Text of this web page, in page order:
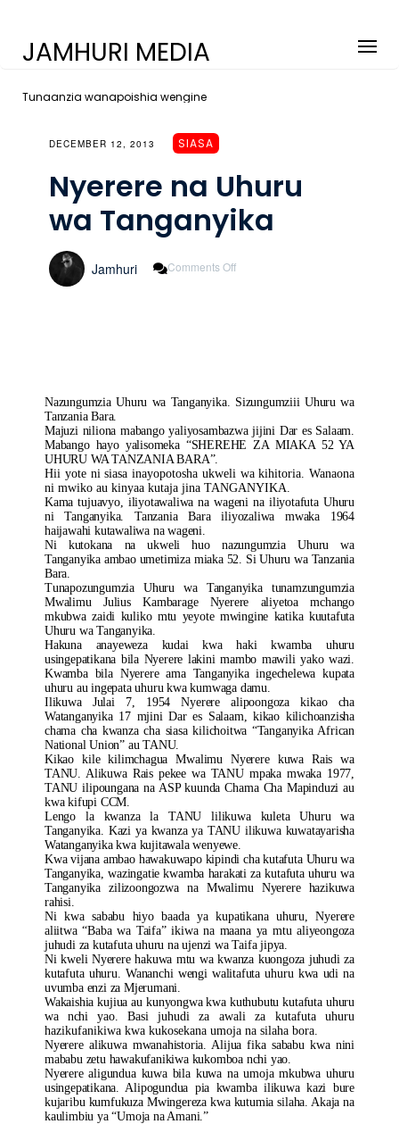
JAMHURI MEDIA
Tunaanzia wanapoishia wengine
DECEMBER 12, 2013 SIASA
Nyerere na Uhuru
wa Tanganyika
Jamhuri Comments Off
Nazungumzia Uhuru wa Tanganyika. Sizungumziii Uhuru wa
Tanzania Bara.
Majuzi niliona mabango yaliyosambazwa jijini Dar es Salaam.
Mabango hayo yalisomeka “SHEREHE ZA MIAKA 52 YA
UHURU WA TANZANIA BARA”.
Hii yote ni siasa inayopotosha ukweli wa kihitoria. Wanaona
ni mwiko au kinyaa kutaja jina TANGANYIKA.
Kama tujuavyo, iliyotawaliwa na wageni na iliyotafuta Uhuru
ni Tanganyika. Tanzania Bara iliyozaliwa mwaka 1964
haijawahi kutawaliwa na wageni.
Ni kutokana na ukweli huo nazungumzia Uhuru wa
Tanganyika ambao umetimiza miaka 52. Si Uhuru wa Tanzania
Bara.
Tunapozungumzia Uhuru wa Tanganyika tunamzungumzia
Mwalimu Julius Kambarage Nyerere aliyetoa mchango
mkubwa zaidi kuliko mtu yeyote mwingine katika kuutafuta
Uhuru wa Tanganyika.
Hakuna anayeweza kudai kwa haki kwamba uhuru
usingepatikana bila Nyerere lakini mambo mawili yako wazi.
Kwamba bila Nyerere ama Tanganyika ingechelewa kupata
uhuru au ingepata uhuru kwa kumwaga damu.
Ilikuwa Julai 7, 1954 Nyerere alipoongoza kikao cha
Watanganyika 17 mjini Dar es Salaam, kikao kilichoanzisha
chama cha kwanza cha siasa kilichoitwa “Tanganyika African
National Union” au TANU.
Kikao kile kilimchagua Mwalimu Nyerere kuwa Rais wa
TANU. Alikuwa Rais pekee wa TANU mpaka mwaka 1977,
TANU ilipoungana na ASP kuunda Chama Cha Mapinduzi au
kwa kifupi CCM.
Lengo la kwanza la TANU lilikuwa kuleta Uhuru wa
Tanganyika. Kazi ya kwanza ya TANU ilikuwa kuwatayarisha
Watanganyika kwa kujitawala wenyewe.
Kwa vijana ambao hawakuwapo kipindi cha kutafuta Uhuru wa
Tanganyika, wazingatie kwamba harakati za kutafuta uhuru wa
Tanganyika zilizoongozwa na Mwalimu Nyerere hazikuwa
rahisi.
Ni kwa sababu hiyo baada ya kupatikana uhuru, Nyerere
aliitwa “Baba wa Taifa” ikiwa na maana ya mtu aliyeongoza
juhudi za kutafuta uhuru na ujenzi wa Taifa jipya.
Ni kweli Nyerere hakuwa mtu wa kwanza kuongoza juhudi za
kutafuta uhuru. Wananchi wengi walitafuta uhuru kwa udi na
uvumba enzi za Mjerumani.
Wakaishia kujiua au kunyongwa kwa kuthubutu kutafuta uhuru
wa nchi yao. Basi juhudi za awali za kutafuta uhuru
hazikufanikiwa kwa kukosekana umoja na silaha bora.
Nyerere alikuwa mwanahistoria. Alijua fika sababu kwa nini
mababu zetu hawakufanikiwa kukomboa nchi yao.
Nyerere aligundua kuwa bila kuwa na umoja mkubwa uhuru
usingepatikana. Alipogundua pia kwamba ilikuwa kazi bure
kujaribu kumfukuza Mwingereza kwa kutumia silaha. Akaja na
kaulimbiu ya “Umoja na Amani.”